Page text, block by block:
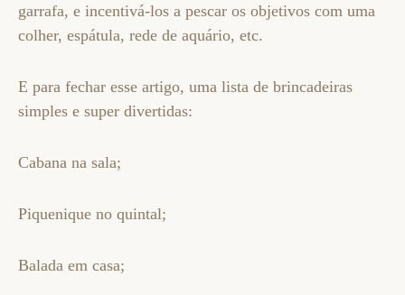
garrafa, e incentivá-los a pescar os objetivos com uma
colher, espátula, rede de aquário, etc.
E para fechar esse artigo, uma lista de brincadeiras
simples e super divertidas:
Cabana na sala;
Piquenique no quintal;
Balada em casa;